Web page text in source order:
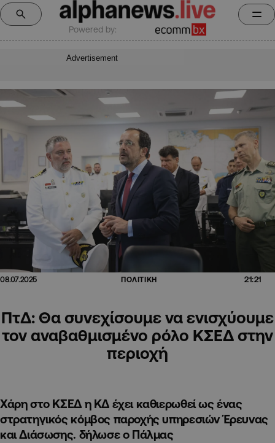
Powered by:
Advertisement
08.07.2025 ΠΟΛΙΤΙΚΗ 21:21
ΠτΔ: Θα συνεχίσουμε να ενισχύουμε
τον αναβαθμισμένο ρόλο ΚΣΕΔ στην
περιοχή
Χάρη στο ΚΣΕΔ η ΚΔ έχει καθιερωθεί ως ένας
στρατηγικός κόμβος παροχής υπηρεσιών Έρευνας
και Διάσωσης. δήλωσε ο Πάλμας